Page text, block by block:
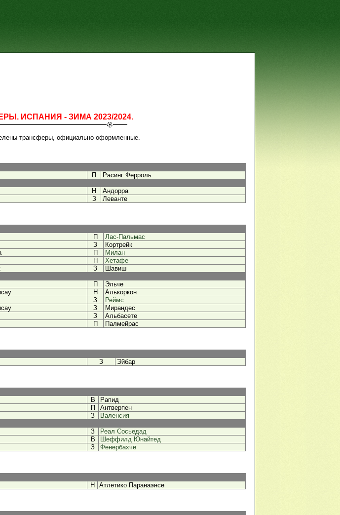
ИСПАНИЯ - ЗИМА 2023/2024.
трансферы, официально оформленные.
П
Расинг Ферроль
Н
Андорра
З Леванте
П
Лас-Пальмас
З
Кортрейк
П
Милан
Н
Хетафе
З
Шавиш
П
Эльче
Н
Алькоркон
З
Реймс
З
Мирандес
З
Альбасете
П Палмейрас
З Эйбар
В
Рапид
П
Антверпен
З
Валенсия
З
Реал Сосьедад
В
Шеффилд Юнайтед
З Фенербахче
Н Атлетико Паранаэнсе